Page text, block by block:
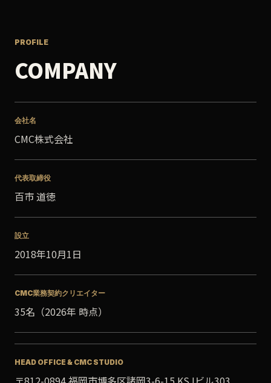
PROFILE
COMPANY
会社名
CMC株式会社
代表取締役
百市 道徳
設立
2018年10月1日
CMC業務契約クリエイター
35名（2026年 時点）
HEAD OFFICE & CMC STUDIO